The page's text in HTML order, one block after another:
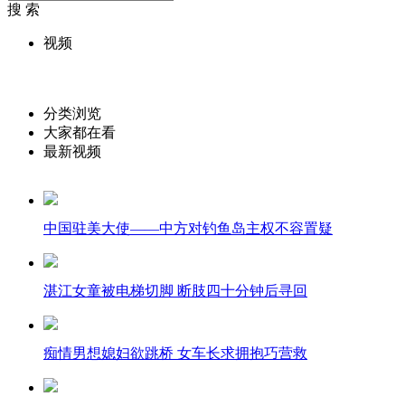
搜 索
视频
分类浏览
大家都在看
最新视频
中国驻美大使——中方对钓鱼岛主权不容置疑
湛江女童被电梯切脚 断肢四十分钟后寻回
痴情男想媳妇欲跳桥 女车长求拥抱巧营救